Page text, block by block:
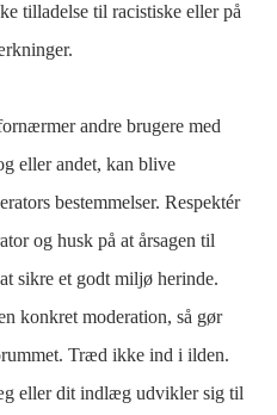
tilladelse til racistiske eller på
andre brugere med
eller andet, kan blive
bestemmelser. Respektér
og husk på at årsagen til
sikre et godt miljø herinde.
konkret moderation, så gør
Træd ikke ind i ilden.
eller dit indlæg udvikler sig til